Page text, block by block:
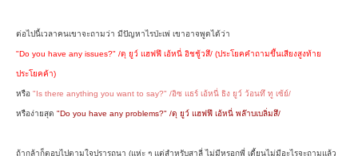
ต่อไปนี้เวลาคนเขาจะถามว่า มีปัญหาไรป่ะเพ่ เขาอาจพูดได้ว่า
"Do you have any issues?" /ดุ ยูว์ แฮฟฟึ เอ้หนี่ อิชชู้วสึ/ (ประโยคคำถามขึ้นเสียงสูงท้าย
ประโยคค้า)
หรือ "Is there anything you want to say?" /อิซ แธร์ เอ้หนี่ ธิง ยูว์ ว้อนทึ ทู เซ้ย์/
หรือง่ายสุด "Do you have any problems?" /ดุ ยูว์ แฮฟฟึ เอ้หนี่ พล๊าบเบลิ่มสึ/
ถ้ากล้าก็ตอบไปตามใจปรารถนา (แห่ะ ๆ แต่สำหรับสาลี่ ไม่มีหรอกพี่ เดี้ยนไม่มีอะไรจะถามแล้ว